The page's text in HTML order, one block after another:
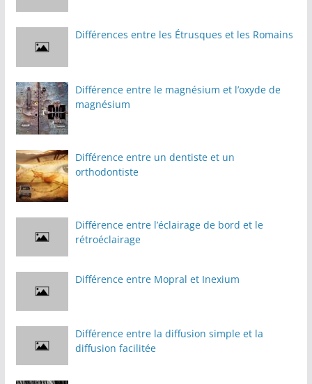
Différences entre les Étrusques et les Romains
Différence entre le magnésium et l’oxyde de
magnésium
Différence entre un dentiste et un
orthodontiste
Différence entre l’éclairage de bord et le
rétroéclairage
Différence entre Mopral et Inexium
Différence entre la diffusion simple et la
diffusion facilitée